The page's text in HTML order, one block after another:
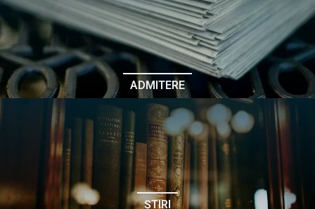
Admitere
Erasmus & Internațional
Despre Facultate
ADMITERE
ȘTIRI